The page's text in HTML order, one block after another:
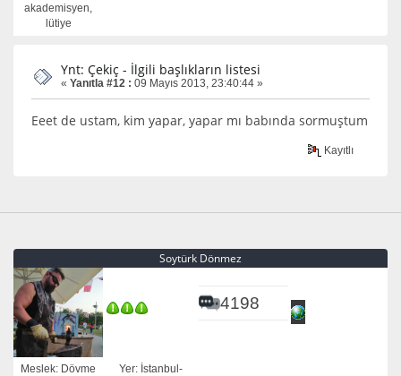
akademisyen,
lütiye
Ynt: Çekiç - İlgili başlıkların listesi
« Yanıtla #12 : 09 Mayıs 2013, 23:40:44 »
Eeet de ustam, kim yapar, yapar mı babında sormuştum
Kayıtlı
Soytürk Dönmez
4198
Meslek: Dövme
Yer: İstanbul-